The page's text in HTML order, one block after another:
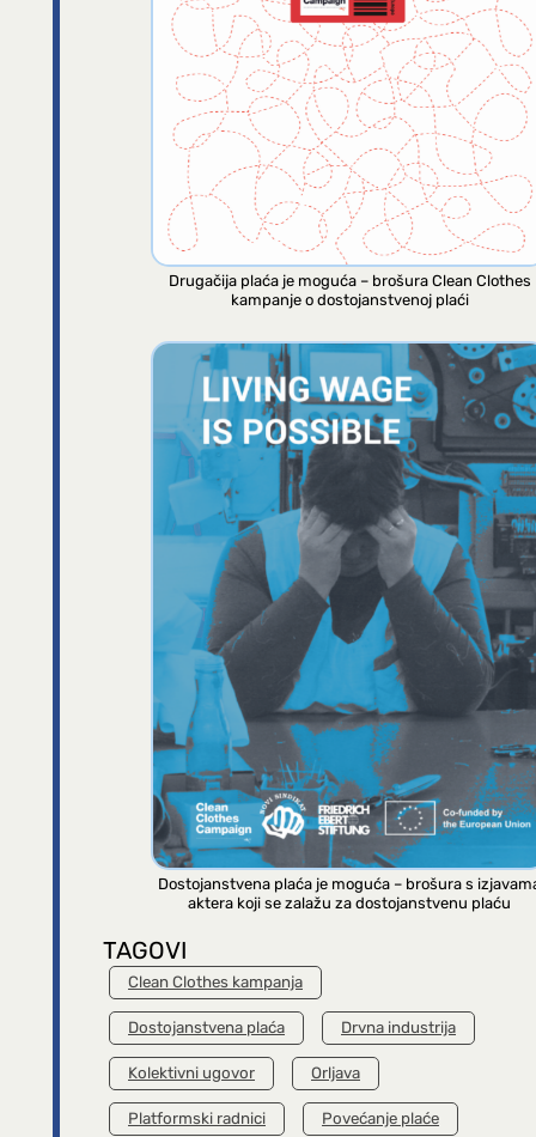
Drugačija plaća je moguća – brošura Clean Clothes
kampanje o dostojanstvenoj plaći
Dostojanstvena plaća je moguća – brošura s
aktera koji se zalažu za dostojanstvenu plaću
TAGOVI
Clean Clothes kampanja
Dostojanstvena plaća Drvna industrija
Kolektivni ugovor Orljava
Platformski radnici Povećanje plaće